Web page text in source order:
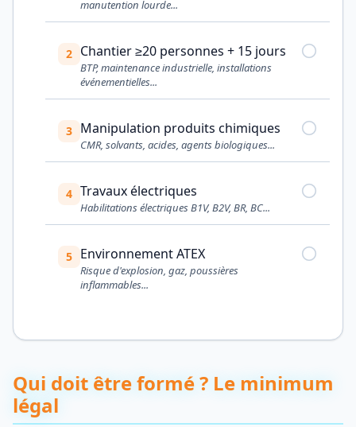
manutention lourde...
2 Chantier ≥20 personnes + 15 jours
BTP, maintenance industrielle, installations
événementielles...
3 Manipulation produits chimiques
CMR, solvants, acides, agents biologiques...
4 Travaux électriques
Habilitations électriques B1V, B2V, BR, BC...
5 Environnement ATEX
Risque d'explosion, gaz, poussières
inflammables...
Qui doit être formé ? Le minimum
légal